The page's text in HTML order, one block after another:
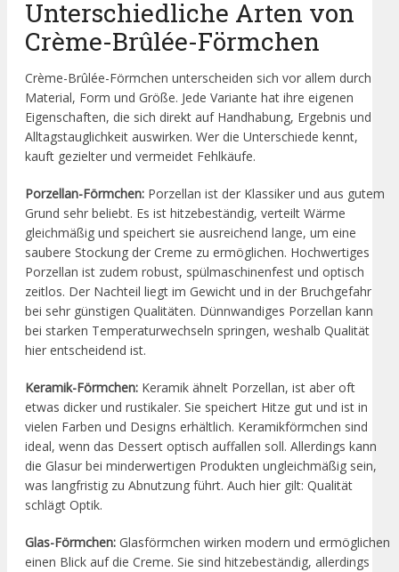
Unterschiedliche Arten von
Crème-Brûlée-Förmchen
Crème-Brûlée-Förmchen unterscheiden sich vor allem durch
Material, Form und Größe. Jede Variante hat ihre eigenen
Eigenschaften, die sich direkt auf Handhabung, Ergebnis und
Alltagstauglichkeit auswirken. Wer die Unterschiede kennt,
kauft gezielter und vermeidet Fehlkäufe.
Porzellan-Förmchen: Porzellan ist der Klassiker und aus gutem
Grund sehr beliebt. Es ist hitzebeständig, verteilt Wärme
gleichmäßig und speichert sie ausreichend lange, um eine
saubere Stockung der Creme zu ermöglichen. Hochwertiges
Porzellan ist zudem robust, spülmaschinenfest und optisch
zeitlos. Der Nachteil liegt im Gewicht und in der Bruchgefahr
bei sehr günstigen Qualitäten. Dünnwandiges Porzellan kann
bei starken Temperaturwechseln springen, weshalb Qualität
hier entscheidend ist.
Keramik-Förmchen: Keramik ähnelt Porzellan, ist aber oft
etwas dicker und rustikaler. Sie speichert Hitze gut und ist in
vielen Farben und Designs erhältlich. Keramikförmchen sind
ideal, wenn das Dessert optisch auffallen soll. Allerdings kann
die Glasur bei minderwertigen Produkten ungleichmäßig sein,
was langfristig zu Abnutzung führt. Auch hier gilt: Qualität
schlägt Optik.
Glas-Förmchen: Glasförmchen wirken modern und ermöglichen
einen Blick auf die Creme. Sie sind hitzebeständig, allerdings